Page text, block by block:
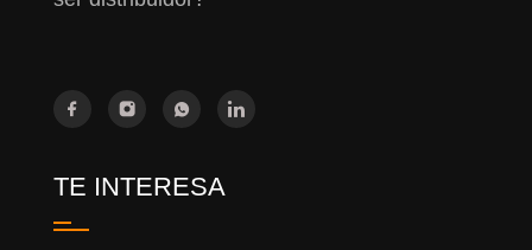
TE INTERESA